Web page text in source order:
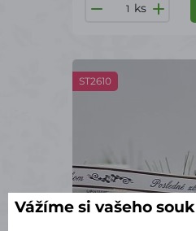
ks
ST2610
Vážíme si vašeho